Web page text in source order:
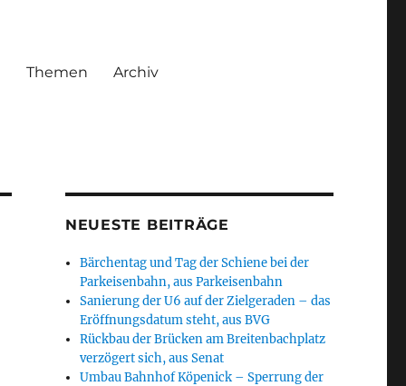
Themen Archiv
NEUESTE BEITRÄGE
Bärchentag und Tag der Schiene bei der
Parkeisenbahn, aus Parkeisenbahn
Sanierung der U6 auf der Zielgeraden – das
Eröffnungsdatum steht, aus BVG
Rückbau der Brücken am Breitenbachplatz
verzögert sich, aus Senat
Umbau Bahnhof Köpenick – Sperrung der